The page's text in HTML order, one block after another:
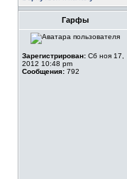
Гарфы
Зарегистрирован: Сб ноя 17,
2012 10:48 pm
Сообщения: 792